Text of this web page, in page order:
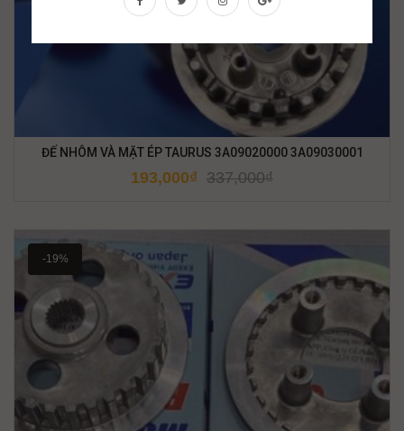
ĐẾ NHÔM VÀ MẶT ÉP TAURUS 3A09020000 3A09030001
337,000₫
193,000₫
-19%